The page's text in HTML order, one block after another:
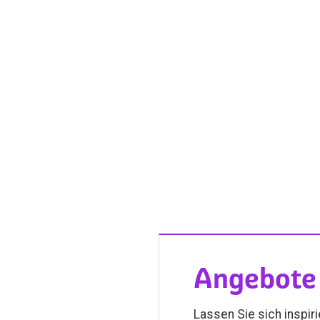
Lassen Sie sich